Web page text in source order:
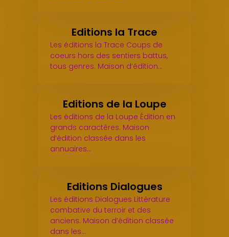
Editions la Trace
Les éditions la Trace Coups de
coeurs hors des sentiers battus,
tous genres. Maison d’édition…
Editions de la Loupe
Les éditions de la Loupe Édition en
grands caractères. Maison
d’édition classée dans les
annuaires…
Editions Dialogues
Les éditions Dialogues Littérature
combative du terroir et des
anciens. Maison d’édition classée
dans les…